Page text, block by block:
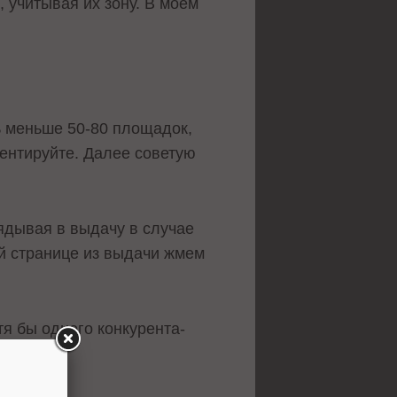
учитывая их зону. В моем
меньше 50-80 площадок,
Далее советую
в выдачу в случае
странице из выдачи жмем
бы одного конкурента-